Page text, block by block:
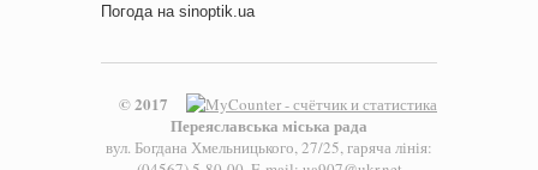
Погода на sinoptik.ua
© 2017
Переяславська міська рада
вул. Богдана Хмельницького, 27/25, гаряча лінія: